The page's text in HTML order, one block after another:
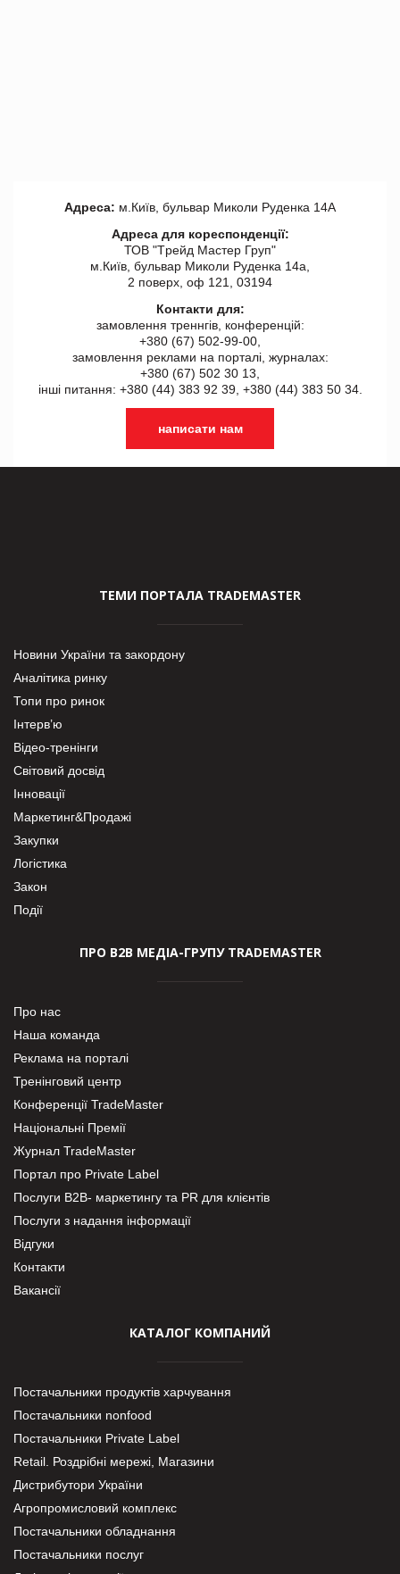
Адреса: м.Київ, бульвар Миколи Руденка 14А
Адреса для кореспонденції:
ТОВ "Tрейд Мастер Груп"
м.Київ, бульвар Миколи Руденка 14а,
2 поверх, оф 121, 03194
Контакти для:
замовлення треннгів, конференцій:
+380 (67) 502-99-00,
замовлення реклами на порталі, журналах:
+380 (67) 502 30 13,
інші питання: +380 (44) 383 92 39, +380 (44) 383 50 34.
написати нам
ТЕМИ ПОРТАЛА TRADEMASTER
Новини України та закордону
Аналітика ринку
Топи про ринок
Інтерв’ю
Відео-тренінги
Світовий досвід
Інновації
Маркетинг&Продажі
Закупки
Логістика
Закон
Події
ПРО В2В МЕДІА-ГРУПУ TRADEMASTER
Про нас
Наша команда
Реклама на порталі
Тренінговий центр
Конференції TradeMaster
Національні Премії
Журнал TradeMaster
Портал про Private Label
Послуги В2В- маркетингу та PR для клієнтів
Послуги з надання інформації
Відгуки
Контакти
Вакансії
КАТАЛОГ КОМПАНИЙ
Постачальники продуктів харчування
Постачальники nonfood
Постачальники Private Label
Retail. Роздрібні мережі, Магазини
Дистрибутори України
Агропромисловий комплекс
Постачальники обладнання
Постачальники послуг